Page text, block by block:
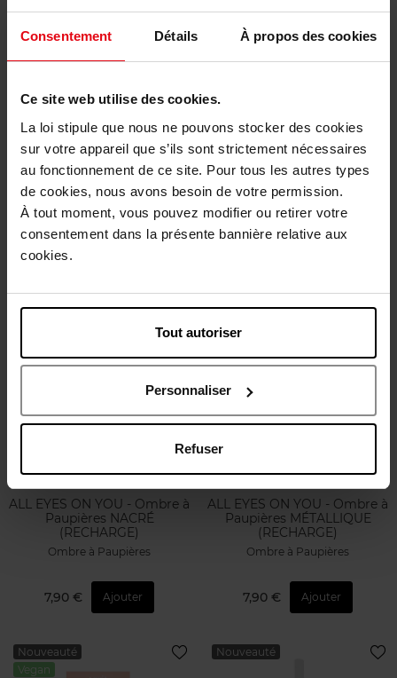
Consentement Détails À propos des cookies
Ce site web utilise des cookies.
La loi stipule que nous ne pouvons stocker des cookies
sur votre appareil que s’ils sont strictement nécessaires
au fonctionnement de ce site. Pour tous les autres types
de cookies, nous avons besoin de votre permission.
À tout moment, vous pouvez modifier ou retirer votre
consentement dans la présente bannière relative aux
cookies.
Tout autoriser
Personnaliser
Refuser
Nouveauté
APRIL
ALL EYES ON YOU - CRAYON
FARD A PAUPIERES
LONGUE TENUE
Ombre à Paupières
Nouveauté
ALL EYES ON YOU - FARD
CRÈME MULTI-USAGE
Ombre à Paupières
Vegan
APRIL
ALL EYES ON YOU - Ombre à
Paupières NACRÉ
(RECHARGE)
Ombre à Paupières
7,90 € Ajouter
Nouveauté
Vegan
APRIL
ALL EYES ON YOU - Ombre à
Paupières MÉTALLIQUE
(RECHARGE)
Ombre à Paupières
7,90 € Ajouter
Nouveauté
Vegan
Nouveauté